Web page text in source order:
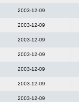
2003-12-09
2003-12-09
2003-12-09
2003-12-09
2003-12-09
2003-12-09
2003-12-09